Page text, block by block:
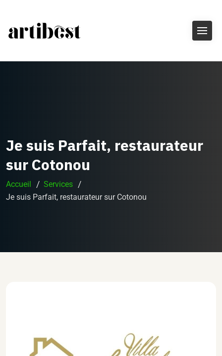
Je suis Parfait, restaurateur
sur Cotonou
Accueil
Services
Je suis Parfait, restaurateur sur Cotonou